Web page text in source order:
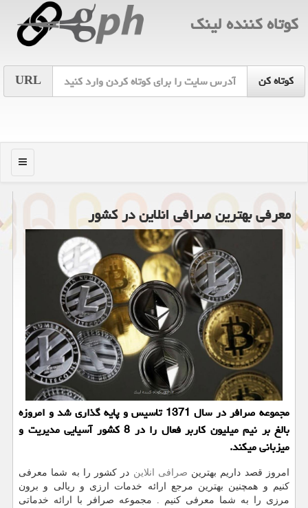
كوتاه كننده لینك
URL
منو
معرفی بهترین صرافی انلاین در كشور
مجموعه صرافر در سال 1371 تاسیس و پایه گذاری شد و امروزه
بالغ بر نیم میلیون كاربر فعال را در 8 كشور آسیایی مدیریت و
میزبانی میكند.
امروز قصد داریم بهترین صرافی انلاین در کشور را به شما معرفی
کنیم و همچنین بهترین مرجع ارائه خدمات ارزی و ریالی و برون
مرزی را به شما معرفی کنیم . مجموعه صرافر با ارائه خدماتی